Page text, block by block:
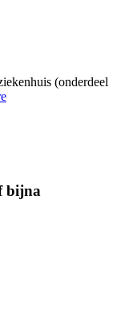
(onderdeel
bijna